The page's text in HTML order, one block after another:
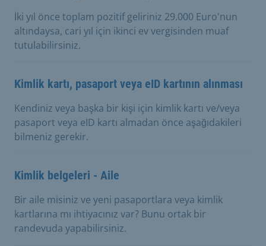
İki yıl önce toplam pozitif geliriniz 29.000 Euro'nun
altındaysa, cari yıl için ikinci ev vergisinden muaf
tutulabilirsiniz.
Kimlik kartı, pasaport veya eID kartının alınması
Kendiniz veya başka bir kişi için kimlik kartı ve/veya
pasaport veya eID kartı almadan önce aşağıdakileri
bilmeniz gerekir.
Kimlik belgeleri - Aile
Bir aile misiniz ve yeni pasaportlara veya kimlik
kartlarına mı ihtiyacınız var? Bunu ortak bir
randevuda yapabilirsiniz.